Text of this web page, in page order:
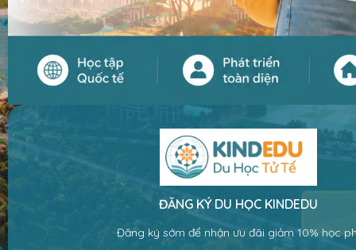
ĐĂNG KÝ DU HỌC KINDEDU
Đăng ký sớm để nhận ưu đãi giảm 10% học